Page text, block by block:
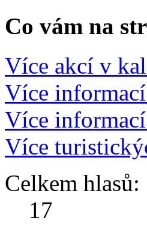
Co vám na
Více akcí v
Více
Více
Více
Celkem hlasů:
17